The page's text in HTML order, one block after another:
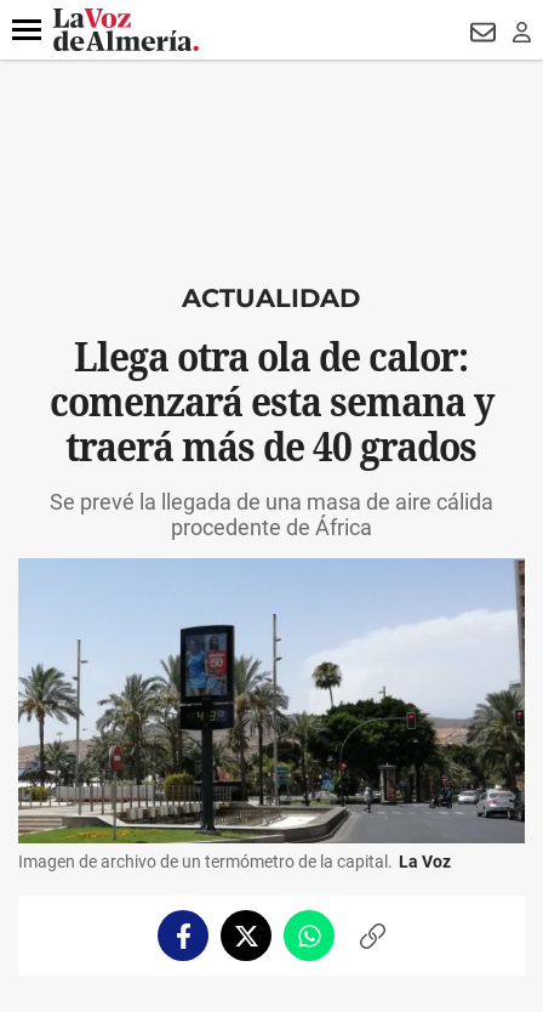
DESTACADO CONDENADOS
Menú
ACTUALIDAD
Llega otra ola de calor:
comenzará esta semana y
traerá más de 40 grados
Se prevé la llegada de una masa de aire cálida
procedente de África
Imagen de archivo de un termómetro de la capital. La Voz
FacebookTwitterWhatsappCopiar